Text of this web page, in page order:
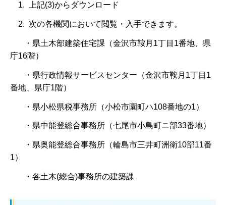
1. 上記(3)からダウンロード
2. 次の各機関において閲覧・入手できます。
・県土木部建築住宅課（金沢市鞍月1丁目1番地、県
庁16階）
・県行政情報サービスセンター（金沢市鞍月1丁目1
番地、県庁1階）
・県小松県税事務所（小松市園町ハ108番地の1）
・県中能登総合事務所（七尾市小島町ニ部33番地）
・県奥能登総合事務所（輪島市三井町洲衛10部11番
1）
・各土木(総合)事務所の建築課